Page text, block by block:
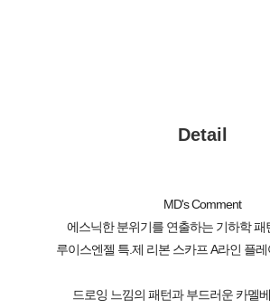
Detail
MD's Comment
에스닉한 분위기를 연출하는 기하학 패
루이스엔젤 특.제 리본 스카프 A라인 플
드로잉 느낌의 패턴과 부드러운 카멜